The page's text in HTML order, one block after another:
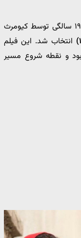
الناز شاکردوست از تئاتر آغاز کرد و در سن ۱۹ سالگی توسط کیومرث
انتخاب شد. این فیلم
بود و نقطه شروع مسیر